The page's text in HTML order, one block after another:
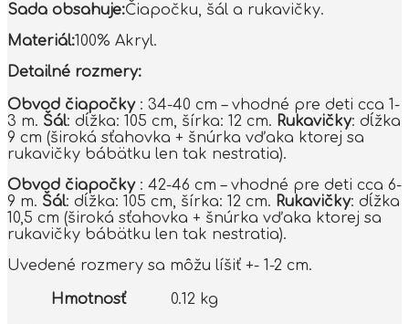
Sada obsahuje:Čiapočku, šál a rukavičky.
Materiál:100% Akryl.
Detailné rozmery:
Obvod čiapočky: 34-40 cm – vhodné pre deti cca 1-
3 m. Šál: dĺžka: 105 cm, šírka: 12 cm. Rukavičky: dĺžka
9 cm (široká sťahovka + šnúrka vďaka ktorej sa
rukavičky bábätku len tak nestratia).
Obvod čiapočky: 42-46 cm – vhodné pre deti cca 6-
9 m. Šál: dĺžka: 105 cm, šírka: 12 cm. Rukavičky: dĺžka
10,5 cm (široká sťahovka + šnúrka vďaka ktorej sa
rukavičky bábätku len tak nestratia).
Uvedené rozmery sa môžu líšiť +- 1-2 cm.
Hmotnosť 0.12 kg